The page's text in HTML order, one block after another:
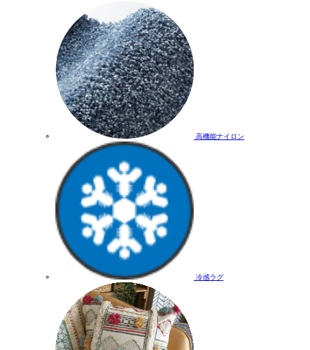
高機能ナイロン
冷感ラグ